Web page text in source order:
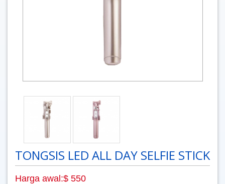
TONGSIS LED ALL DAY SELFIE STICK
Harga awal:$ 550